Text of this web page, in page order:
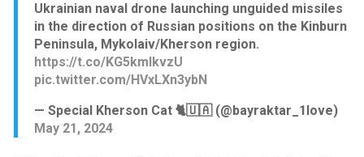
Ukrainian naval drone launching unguided missiles
in the direction of Russian positions on the Kinburn
Peninsula, Mykolaiv/Kherson region.
https://t.co/KG5kmIkvzU
pic.twitter.com/HVxLXn3ybN
— Special Kherson Cat 🐈🇺🇦 (@bayraktar_1love)
May 21, 2024